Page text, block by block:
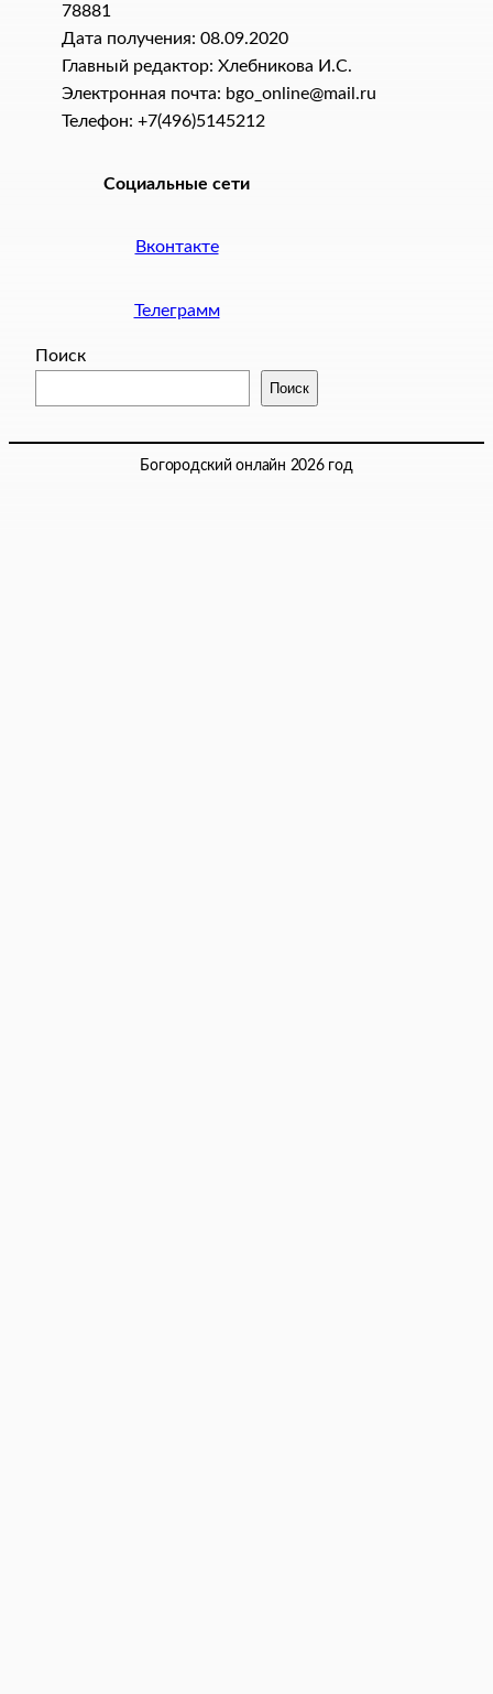
78881
Дата получения: 08.09.2020
Главный редактор: Хлебникова И.C.
Электронная почта: bgo_online@mail.ru
Телефон: +7(496)5145212
Социальные сети
Вконтакте
Телеграмм
Поиск
Поиск
Богородский онлайн 2026 год